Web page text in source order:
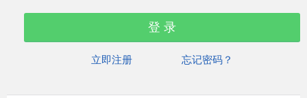
立即注册 忘记密码？